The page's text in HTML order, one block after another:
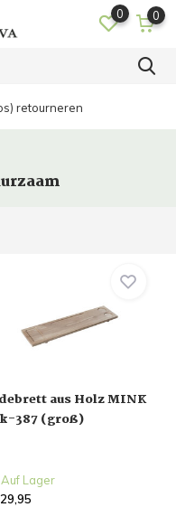
0 0
retourneren
aus Holz MINK
387 (groß)
Auf Lager